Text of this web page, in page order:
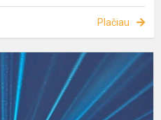
Plačiau